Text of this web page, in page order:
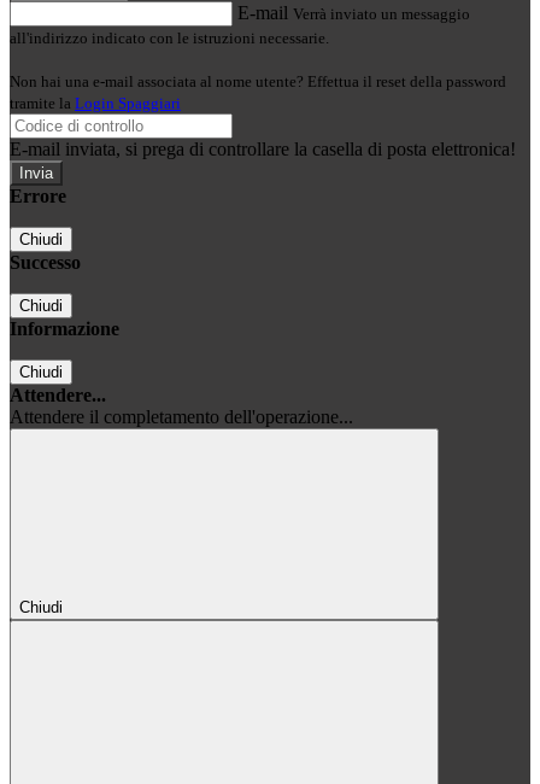
E-mail Verrà inviato un messaggio
all'indirizzo indicato con le istruzioni necessarie.
Non hai una e-mail associata al nome utente? Effettua il reset della password
tramite la Login Spaggiari
E-mail inviata, si prega di controllare la casella di posta elettronica!
Errore
Chiudi
Successo
Chiudi
Informazione
Chiudi
Attendere...
Attendere il completamento dell'operazione...
Chiudi